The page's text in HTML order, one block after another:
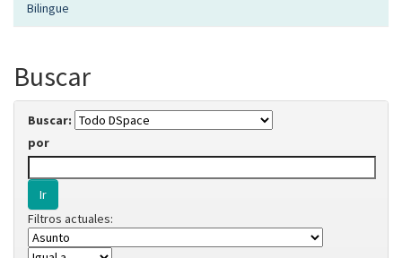
Bilingue
Buscar
Buscar:
por
Filtros actuales: